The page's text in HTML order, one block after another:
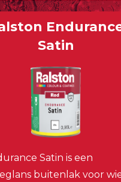
Satin
Satin is een
buitenlak voor